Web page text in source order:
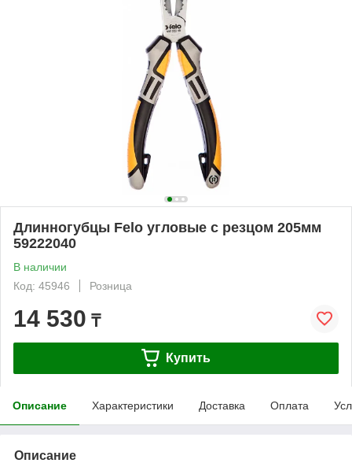
Длинногубцы Felo угловые с резцом 205мм
59222040
В наличии
Код: 45946
Розница
14 530 ₸
Купить
Описание Характеристики Доставка Оплата
Описание